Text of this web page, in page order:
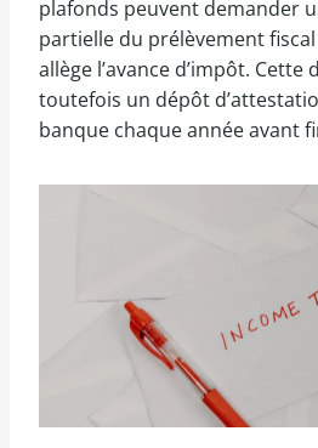
plafonds peuvent demander
partielle du prélèvement
allège l’avance d’impôt.
toutefois un dépôt
banque chaque année avant